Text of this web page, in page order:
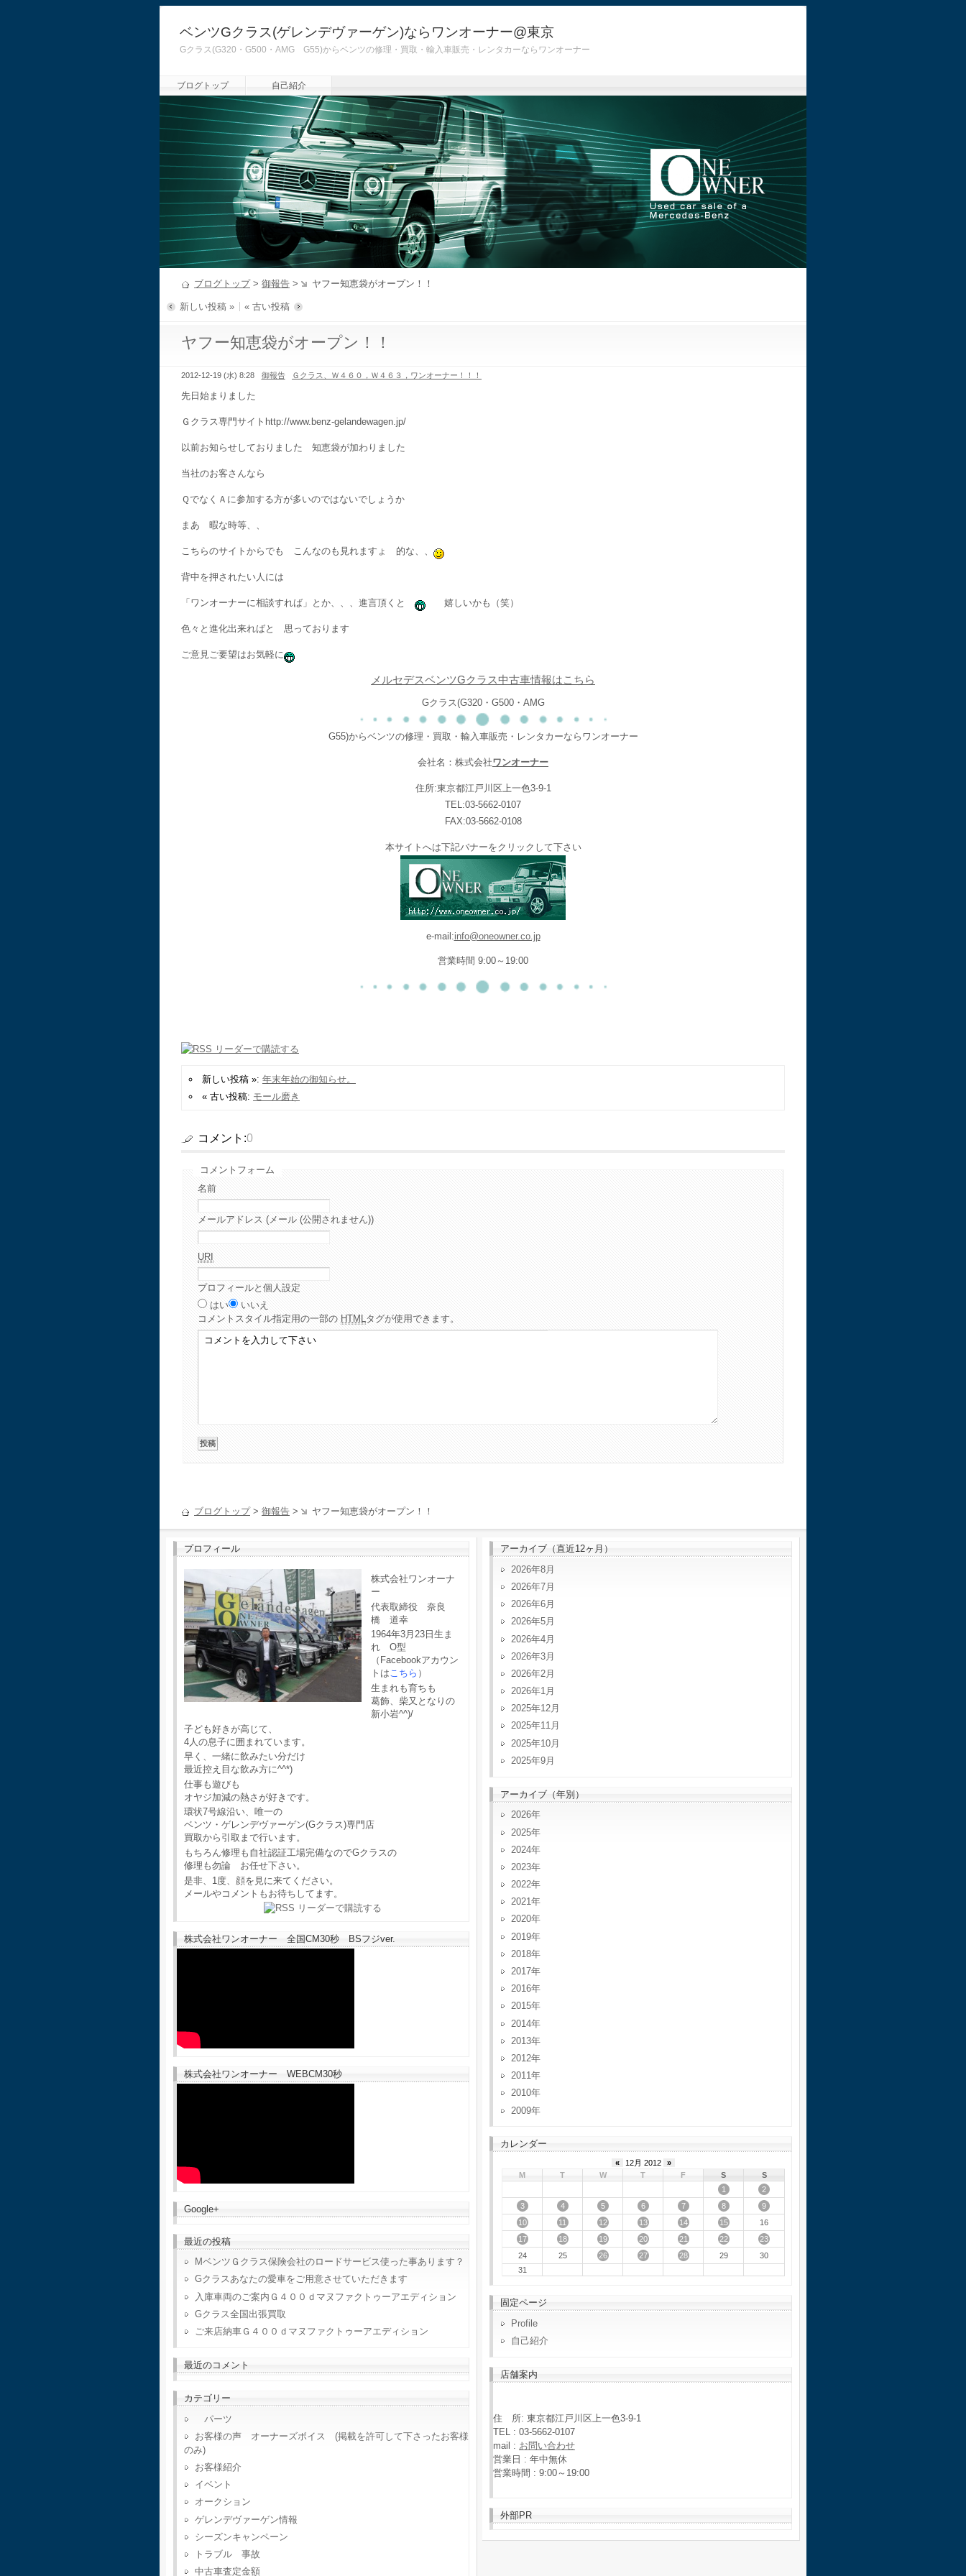
ベンツGクラス(ゲレンデヴァーゲン)ならワンオーナー@東京
Gクラス(G320・G500・AMG G55)からベンツの修理・買取・輸入車販売・レンタカーならワンオーナー
ブログトップ 自己紹介
ブログトップ> 御報告 > ヤフー知恵袋がオープン！！
新しい投稿 » « 古い投稿
ヤフー知恵袋がオープン！！
2012-12-19 (水) 8:28 御報告 Ｇクラス、Ｗ４６０，Ｗ４６３，ワンオーナー！！！
先日始まりました
Ｇクラス専門サイトhttp://www.benz-gelandewagen.jp/
以前お知らせしておりました 知恵袋が加わりました
当社のお客さんなら
ＱでなくＡに参加する方が多いのではないでしょうか
まあ 暇な時等、、
こちらのサイトからでも こんなのも見れますょ 的な、、
背中を押されたい人には
「ワンオーナーに相談すれば」とか、、、進言頂くと 嬉しいかも（笑）
色々と進化出来ればと 思っております
ご意見ご要望はお気軽に
メルセデスベンツGクラス中古車情報はこちら
Gクラス(G320・G500・AMG
G55)からベンツの修理・買取・輸入車販売・レンタカーならワンオーナー
会社名：株式会社ワンオーナー
住所:東京都江戸川区上一色3-9-1
TEL:03-5662-0107
FAX:03-5662-0108
本サイトへは下記バナーをクリックして下さい
e-mail:info@oneowner.co.jp
営業時間 9:00～19:00
新しい投稿 »: 年末年始の御知らせ。
« 古い投稿: モール磨き
コメント:0
コメントフォーム
名前
メールアドレス (メール (公開されません))
URI
プロフィールと個人設定
はい
いいえ
コメント スタイル指定用の一部の HTMLタグが使用できます。
ブログトップ> 御報告 > ヤフー知恵袋がオープン！！
プロフィール
株式会社ワンオーナ
ー
代表取締役 奈良
橋 道幸
1964年3月23日生ま
れ O型
（Facebookアカウン
トはこちら ）
生まれも育ちも
葛飾、柴又となりの
新小岩^^)/
子ども好きが高じて、
4人の息子に囲まれています。
早く、一緒に飲みたい分だけ
最近控え目な飲み方に^^*)
仕事も遊びも
オヤジ加減の熱さが好きです。
環状7号線沿い、唯一の
ベンツ・ゲレンデヴァーゲン(Gクラス)専門店
買取から引取まで行います。
もちろん修理も自社認証工場完備なのでGクラスの
修理も勿論 お任せ下さい。
是非、1度、顔を見に来てください。
メールやコメントもお待ちしてます。
株式会社ワンオーナー 全国CM30秒 BSフジver.
株式会社ワンオーナー WEBCM30秒
Google+
最近の投稿
MベンツＧクラス保険会社のロードサービス使った事あります？
Gクラスあなたの愛車をご用意させていただきます
入庫車両のご案内Ｇ４００ｄマヌファクトゥーアエディション
Gクラス全国出張買取
ご来店納車Ｇ４００ｄマヌファクトゥーアエディション
最近のコメント
カテゴリー
パーツ
お客様の声 オーナーズボイス (掲載を許可して下さったお客様
のみ)
お客様紹介
イベント
オークション
ゲレンデヴァーゲン情報
シーズンキャンペーン
トラブル 事故
中古車査定金額
アーカイブ（直近12ヶ月）
2026年8月
2026年7月
2026年6月
2026年5月
2026年4月
2026年3月
2026年2月
2026年1月
2025年12月
2025年11月
2025年10月
2025年9月
アーカイブ（年別）
2026
2025
2024
2023
2022
2021
2020
2019
2018
2017
2016
2015
2014
2013
2012
2011
2010
2009
カレンダー
« 12月 2012
»
M
T W T F S
S
1
2
3
4 5 6 7 8
9
10
11 12 13 14 15
16
17
18 19 20 21 22
23
24
25 26 27 28 29
30
31
固定ページ
Profile
自己紹介
店舗案内
住 所: 東京都江戸川区上一色3-9-1
TEL : 03-5662-0107
mail : お問い合わせ
営業日 : 年中無休
営業時間 : 9:00～19:00
外部PR